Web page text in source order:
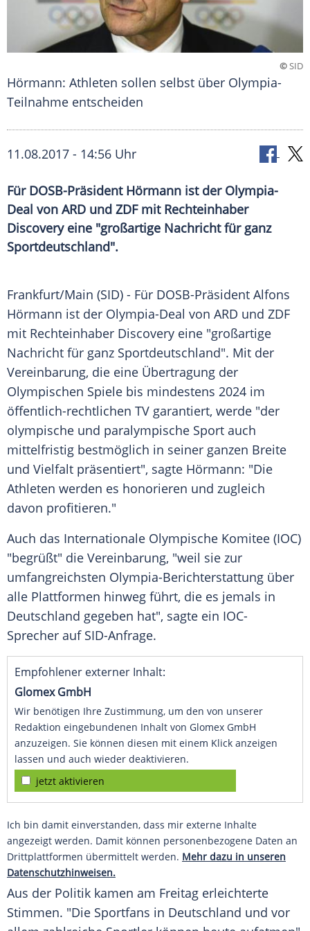
©SID
Hörmann: Athleten sollen selbst über Olympia-
Teilnahme entscheiden
11.08.2017 - 14:56 Uhr
Für DOSB-Präsident Hörmann ist der Olympia-
Deal von ARD und ZDF mit Rechteinhaber
Discovery eine "großartige Nachricht für ganz
Sportdeutschland".
Frankfurt/Main (SID) - Für DOSB-Präsident Alfons
Hörmann ist der Olympia-Deal von ARD und ZDF
mit Rechteinhaber Discovery eine "großartige
Nachricht für ganz Sportdeutschland". Mit der
Vereinbarung, die eine Übertragung der
Olympischen Spiele bis mindestens 2024 im
öffentlich-rechtlichen TV garantiert, werde "der
olympische und paralympische Sport auch
mittelfristig bestmöglich in seiner ganzen Breite
und Vielfalt präsentiert", sagte Hörmann: "Die
Athleten werden es honorieren und zugleich
davon profitieren."
Auch das Internationale Olympische Komitee (IOC)
"begrüßt" die Vereinbarung, "weil sie zur
umfangreichsten Olympia-Berichterstattung über
alle Plattformen hinweg führt, die es jemals in
Deutschland gegeben hat", sagte ein IOC-
Sprecher auf SID-Anfrage.
Empfohlener externer Inhalt:
Glomex GmbH
Wir benötigen Ihre Zustimmung, um den von unserer
Redaktion eingebundenen Inhalt von Glomex GmbH
anzuzeigen. Sie können diesen mit einem Klick anzeigen
lassen und auch wieder deaktivieren.
jetzt aktivieren
Ich bin damit einverstanden, dass mir externe Inhalte
angezeigt werden. Damit können personenbezogene Daten an
Drittplattformen übermittelt werden. Mehr dazu in unseren
Datenschutzhinweisen.
Aus der Politik kamen am Freitag erleichterte
Stimmen. "Die Sportfans in Deutschland und vor